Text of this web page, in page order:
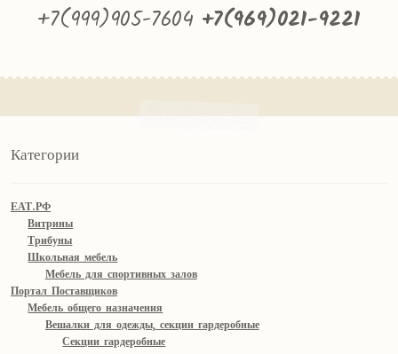
+7(999)905-7604 +7(969)021-9221
Категории
ЕАТ.РФ
Витрины
Трибуны
Школьная мебель
Мебель для спортивных залов
Портал Поставщиков
Мебель общего назначения
Вешалки для одежды, секции гардеробные
Секции гардеробные